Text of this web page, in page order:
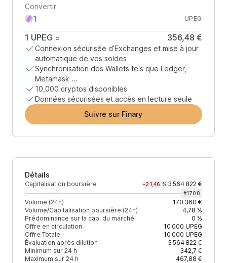
Convertir
UPEG
1 UPEG = 356,48 €
Connexion sécurisée d’Exchanges et mise à jour
automatique de vos soldes
Synchronisation des Wallets tels que Ledger,
Metamask ...
10,000 cryptos disponibles
Données sécurisées et accès en lecture seule
Suivre sur Finary
Détails
Capitalisation boursière -21,46 % 3 564 822 €
#1708
Volume (24h)
170 360 €
Volume/Capitalisation boursière (24h)
4,78 %
Prédominance sur la cap. du marché
0 %
Offre en circulation
10 000 UPEG
Offre Totale
10 000 UPEG
Évaluation après dilution
3 564 822 €
Minimum sur 24 h
342,7 €
Maximum sur 24 h
467,88 €